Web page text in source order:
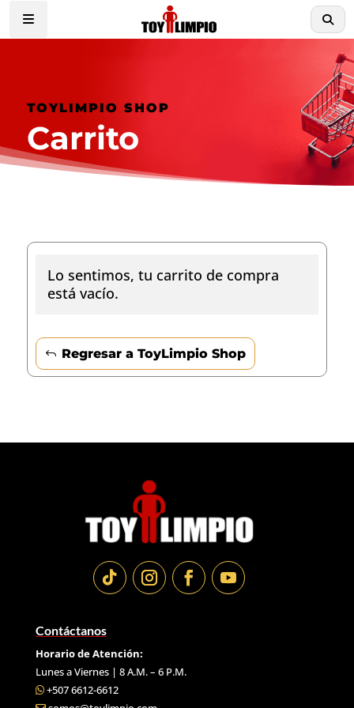
TOYLIMPIO SHOP
Carrito
Lo sentimos, tu carrito de compra
está vacío.
Regresar a ToyLimpio Shop
Contáctanos
Horario de Atención:
Lunes a Viernes | 8 A.M. – 6 P.M.
+507 6612-6612